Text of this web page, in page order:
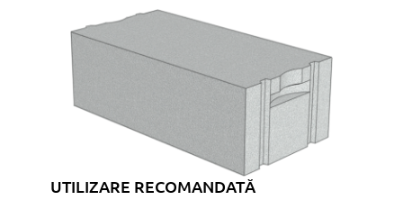
UTILIZARE RECOMANDATĂ